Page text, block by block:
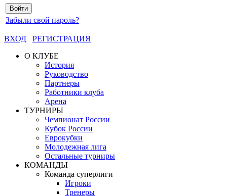
Забыли свой пароль?
ВХОД
РЕГИСТРАЦИЯ
О КЛУБЕ
История
Руководство
Партнеры
Работники клуба
Арена
ТУРНИРЫ
Чемпионат России
Кубок России
Еврокубки
Молодежная лига
Остальные турниры
КОМАНДЫ
Команда суперлиги
Игроки
Тренеры